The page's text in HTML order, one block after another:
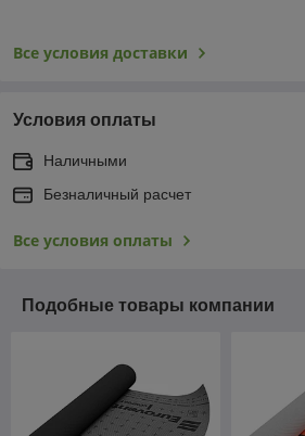
Все условия доставки
Условия оплаты
Наличными
Безналичный расчет
Все условия оплаты
Подобные товары компании